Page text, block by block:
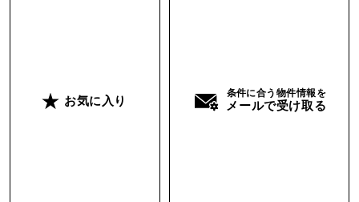
お気に入り
条件に合う物件情報を
メールで受け取る